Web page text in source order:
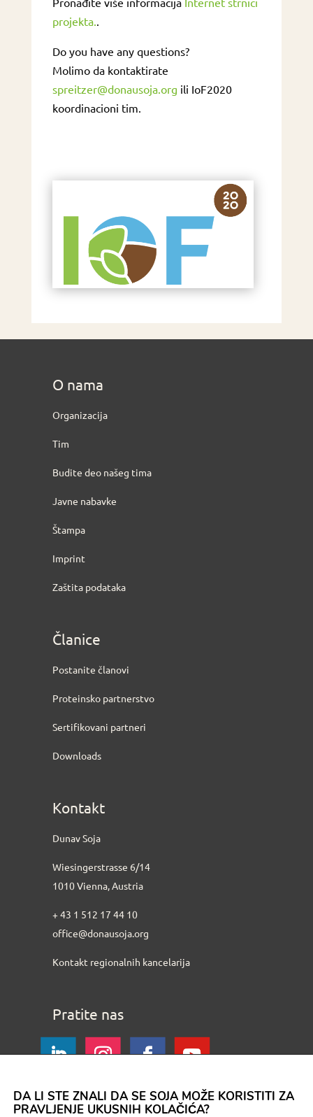
projekta..
Do you have any questions?
Molimo da kontaktirate
spreitzer@donausoja.org ili IoF2020
koordinacioni tim.
O nama
Organizacija
Tim
Budite deo našeg tima
Javne nabavke
Štampa
Imprint
Zaštita podataka
Članice
Postanite članovi
Proteinsko partnerstvo
Sertifikovani partneri
Downloads
Kontakt
Dunav Soja
Wiesingerstrasse 6/14
1010 Vienna, Austria
+ 43 1 512 17 44 10
office@donausoja.org
Kontakt regionalnih kancelarija
Pratite nas
DA LI STE ZNALI DA SE SOJA MOŽE KORISTITI ZA
PRAVLJENJE UKUSNIH KOLAČIĆA?